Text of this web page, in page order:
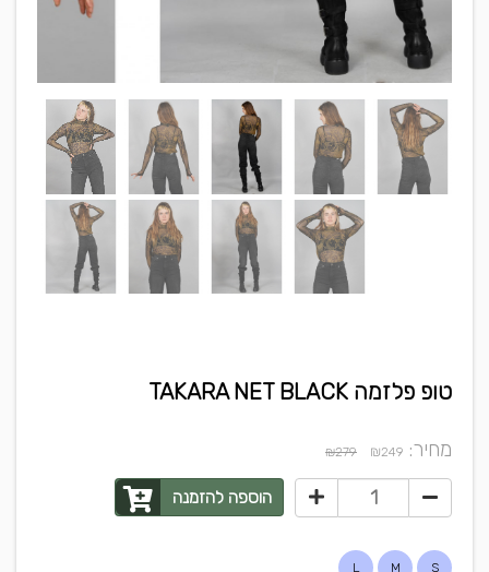
טופ פלזמה TAKARA NET BLACK
מחיר: ₪249
₪279
הוספה להזמנה
S
M
L